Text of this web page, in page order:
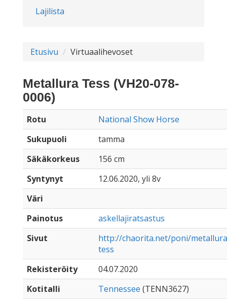
Lajilista
Etusivu Virtuaalihevoset
Metallura Tess (VH20-078-
0006)
Rotu
National Show Horse
Sukupuoli
tamma
Säkäkorkeus
156 cm
Syntynyt
12.06.2020, yli 8v
Väri
Painotus
askellajiratsastus
Sivut
http://chaorita.net/poni/
tess
Rekisteröity
04.07.2020
Kotitalli
Tennessee (TENN3627)